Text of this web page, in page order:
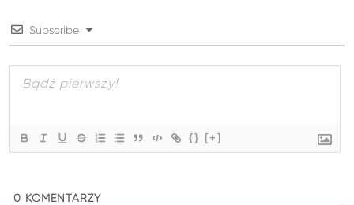
Subscribe
{} [+]
0 KOMENTARZY